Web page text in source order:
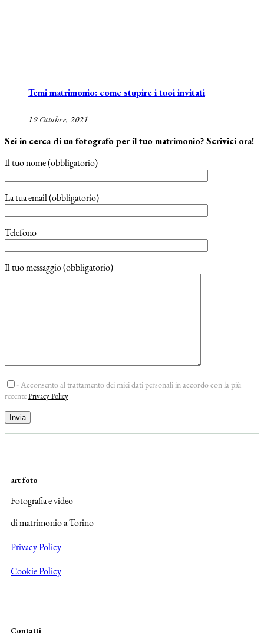
Temi matrimonio: come stupire i tuoi invitati
19 Ottobre, 2021
Sei in cerca di un fotografo per il tuo matrimonio? Scrivici ora!
Il tuo nome (obbligatorio)
La tua email (obbligatorio)
Telefono
Il tuo messaggio (obbligatorio)
- Acconsento al trattamento dei miei dati personali in accordo con la più
recentePrivacy Policy
art foto
Fotografia e video
di matrimonio a Torino
Privacy Policy
Cookie Policy
Contatti